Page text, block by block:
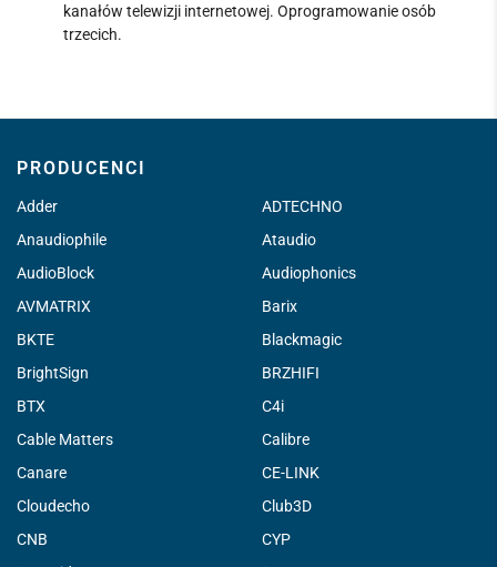
kanałów telewizji internetowej. Oprogramowanie osób
trzecich.
PRODUCENCI
Adder
ADTECHNO
Anaudiophile
Ataudio
AudioBlock
Audiophonics
AVMATRIX
Barix
BKTE
Blackmagic
BrightSign
BRZHIFI
BTX
C4i
Cable Matters
Calibre
Canare
CE-LINK
Cloudecho
Club3D
CNB
CYP